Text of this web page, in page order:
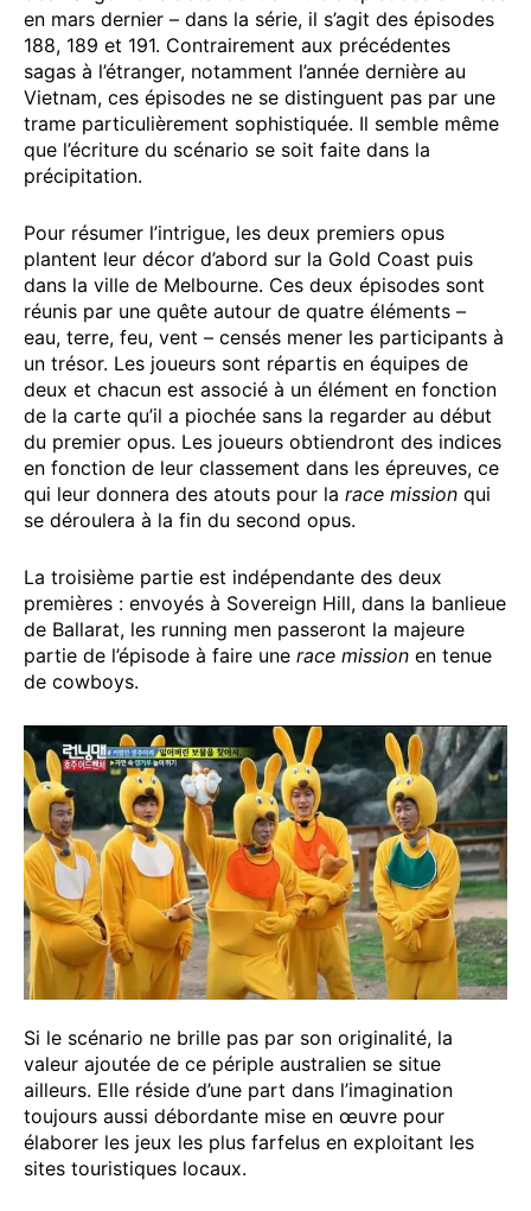
en mars dernier – dans la série, il s’agit des épisodes
188, 189 et 191. Contrairement aux précédentes
sagas à l’étranger, notamment l’année dernière au
Vietnam, ces épisodes ne se distinguent pas par une
trame particulièrement sophistiquée. Il semble même
que l’écriture du scénario se soit faite dans la
précipitation.
Pour résumer l’intrigue, les deux premiers opus
plantent leur décor d’abord sur la Gold Coast puis
dans la ville de Melbourne. Ces deux épisodes sont
réunis par une quête autour de quatre éléments –
eau, terre, feu, vent – censés mener les participants à
un trésor. Les joueurs sont répartis en équipes de
deux et chacun est associé à un élément en fonction
de la carte qu’il a piochée sans la regarder au début
du premier opus. Les joueurs obtiendront des indices
en fonction de leur classement dans les épreuves, ce
qui leur donnera des atouts pour la race mission qui
se déroulera à la fin du second opus.
La troisième partie est indépendante des deux
premières : envoyés à Sovereign Hill, dans la banlieue
de Ballarat, les running men passeront la majeure
partie de l’épisode à faire une race mission en tenue
de cowboys.
Si le scénario ne brille pas par son originalité, la
valeur ajoutée de ce périple australien se situe
ailleurs. Elle réside d’une part dans l’imagination
toujours aussi débordante mise en œuvre pour
élaborer les jeux les plus farfelus en exploitant les
sites touristiques locaux.